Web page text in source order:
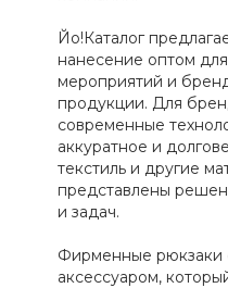
Йо!Каталог
нанесение оптом
мероприятий и
продукции. Для
современные
аккуратное и
текстиль и другие
представлены
и задач.
Фирменные рюкзаки
аксессуаром,